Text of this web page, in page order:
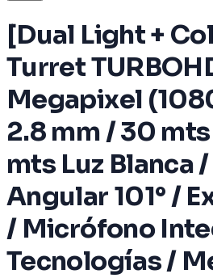
[Dual Light +
Turret
Megapixel
2.8 mm / 30
mts Luz Blanca
Angular 101° /
/ Micrófono
Tecnologías /